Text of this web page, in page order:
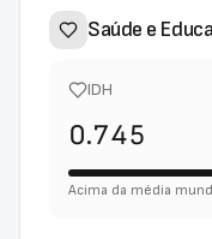
Saúde e
IDH
0.745
Acima da média